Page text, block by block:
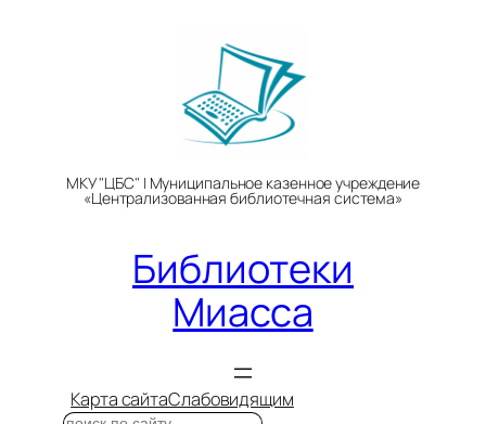
МКУ "ЦБС" | Муниципальное казенное учреждение
«Централизованная библиотечная система»
Библиотеки
Миасса
Карта сайтаСлабовидящим
Поиск